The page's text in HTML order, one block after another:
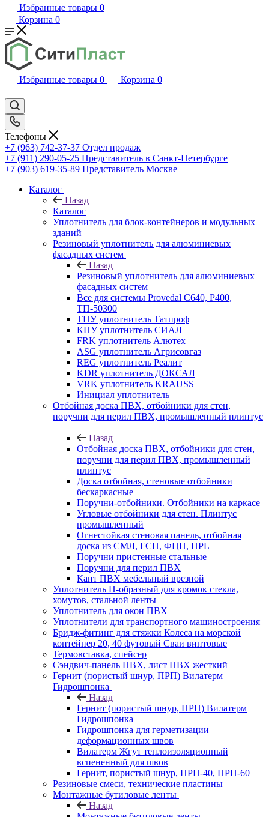
Избранные товары 0
Корзина 0
Избранные товары 0 Корзина 0
Телефоны
+7 (963) 742-37-37 Отдел продаж
+7 (911) 290-05-25 Представитель в Санкт-Петербурге
+7 (903) 619-35-89 Представитель Москве
Каталог
Назад
Каталог
Уплотнитель для блок-контейнеров и модульных
зданий
Резиновый уплотнитель для алюминиевых
фасадных систем
Назад
Резиновый уплотнитель для алюминиевых
фасадных систем
Все для системы Provedal С640, Р400,
ТП-50300
ТПУ уплотнитель Татпроф
КПУ уплотнитель СИАЛ
FRK уплотнитель Алютех
ASG уплотнитель Агрисовгаз
REG уплотнитель Реалит
KDR уплотнитель ДОКСАЛ
VRK уплотнитель KRAUSS
Инициал уплотнитель
Отбойная доска ПВХ, отбойники для стен,
поручни для перил ПВХ, промышленный плинтус
Назад
Отбойная доска ПВХ, отбойники для стен,
поручни для перил ПВХ, промышленный
плинтус
Доска отбойная, стеновые отбойники
бескаркасные
Поручни-отбойники. Отбойники на каркасе
Угловые отбойники для стен. Плинтус
промышленный
Огнестойкая стеновая панель, отбойная
доска из СМЛ, ГСП, ФЦП, HPL
Поручни пристенные стальные
Поручни для перил ПВХ
Кант ПВХ мебельный врезной
Уплотнитель П-образный для кромок стекла,
хомутов, стальной ленты
Уплотнитель для окон ПВХ
Уплотнители для транспортного машиностроения
Бридж-фитинг для стяжки Колеса на морской
контейнер 20, 40 футовый Сваи винтовые
Термовставка, спейсер
Сэндвич-панель ПВХ, лист ПВХ жесткий
Гернит (пористый шнур, ПРП) Вилатерм
Гидрошпонка
Назад
Гернит (пористый шнур, ПРП) Вилатерм
Гидрошпонка
Гидрошпонка для герметизации
деформационных швов
Вилатерм Жгут теплоизоляционный
вспененный для швов
Гернит, пористый шнур, ПРП-40, ПРП-60
Резиновые смеси, технические пластины
Монтажные бутиловые ленты
Назад